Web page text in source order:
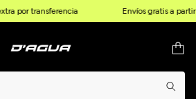
por transferencia Envíos gratis a